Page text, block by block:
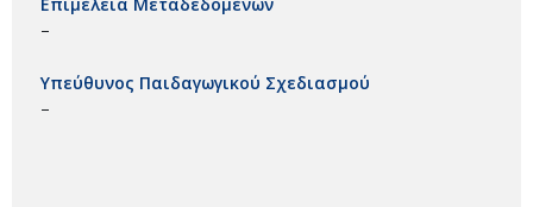
Επιμέλεια Μεταδεδομένων
–
Υπεύθυνος Παιδαγωγικού Σχεδιασμού
–